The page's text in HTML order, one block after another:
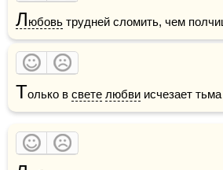
Любовь трудней сломить, чем
Только в свете любви исчезает